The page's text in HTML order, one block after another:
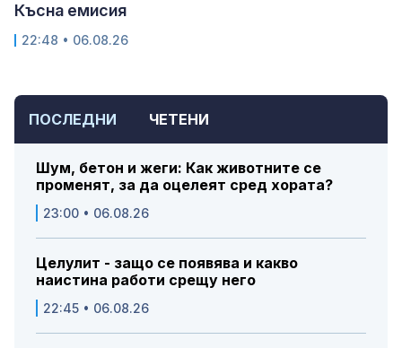
ПОСЛЕДНИ ЧЕТЕНИ
Шум, бетон и жеги: Как животните се
променят, за да оцелеят сред хората?
23:00 • 06.08.26
Целулит - защо се появява и какво
наистина работи срещу него
22:45 • 06.08.26
Късна емисия
22:48 • 06.08.26